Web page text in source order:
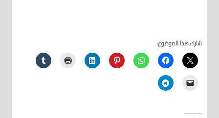
شارك هذا الموضوع: